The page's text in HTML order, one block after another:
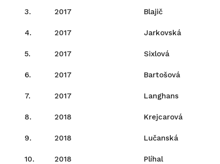
3. 2017 Blajič
4. 2017 Jarkovská
5. 2017 Sixlová
6. 2017 Bartošová
7. 2017 Langhans
8. 2018 Krejcarová
9. 2018 Lučanská
10. 2018 Plíhal